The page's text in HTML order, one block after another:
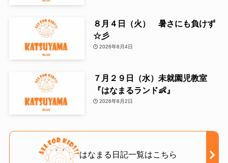
８月４日（火） 暑さにも負けず
☆彡
2026年8月4日
７月２９日（水）未就園児教室
『はなまるランド👶』
2026年8月2日
はなまる日記一覧はこちら